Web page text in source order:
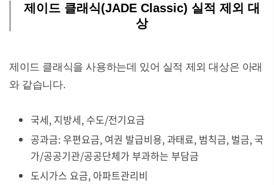
제이드 클래식(JADE Classic) 실적 제외 대
상
제이드 클래식을 사용하는데 있어 실적 제외 대상은 아래
와 같습니다.
국세, 지방세, 수도/전기요금
공과금: 우편요금, 여권 발급비용, 과태료, 범칙금, 벌금, 국
가/공공기관/공공단체가 부과하는 부담금
도시가스 요금, 아파트관리비